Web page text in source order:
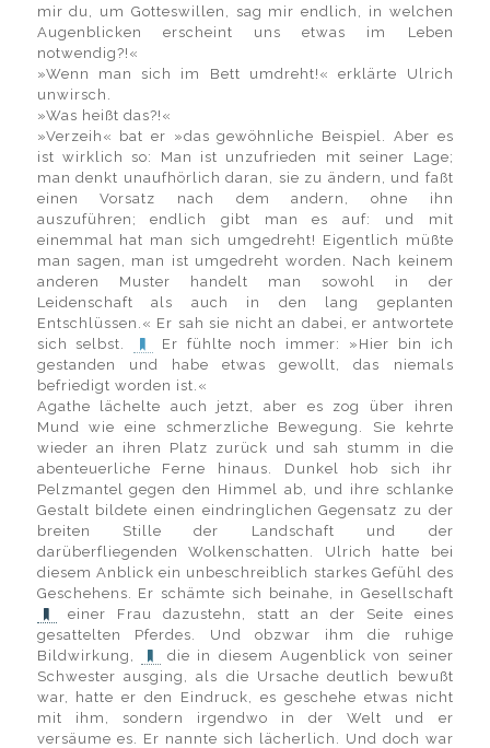
mir du, um Gotteswillen, sag mir endlich, in welchen
Augenblicken erscheint uns etwas im Leben
notwendig?!«
»Wenn man sich im Bett umdreht!« erklärte Ulrich
unwirsch.
»Was heißt das?!«
»Verzeih« bat er »das gewöhnliche Beispiel. Aber es
ist wirklich so: Man ist unzufrieden mit seiner Lage;
man denkt unaufhörlich daran, sie zu ändern, und faßt
einen Vorsatz nach dem andern, ohne ihn
auszuführen; endlich gibt man es auf: und mit
einemmal hat man sich umgedreht! Eigentlich müßte
man sagen, man ist umgedreht worden. Nach keinem
anderen Muster handelt man sowohl in der
Leidenschaft als auch in den lang geplanten
Entschlüssen.« Er sah sie nicht an dabei, er antwortete
sich selbst.
Er fühlte noch immer: »Hier bin ich
gestanden und habe etwas gewollt, das niemals
befriedigt worden ist.«
Agathe lächelte auch jetzt, aber es zog über ihren
Mund wie eine schmerzliche Bewegung. Sie kehrte
wieder an ihren Platz zurück und sah stumm in die
abenteuerliche Ferne hinaus. Dunkel hob sich ihr
Pelzmantel gegen den Himmel ab, und ihre schlanke
Gestalt bildete einen eindringlichen Gegensatz zu der
breiten Stille der Landschaft und der
darüberfliegenden Wolkenschatten. Ulrich hatte bei
diesem Anblick ein unbeschreiblich starkes Gefühl des
Geschehens. Er schämte sich beinahe, in Gesellschaft
einer Frau dazustehn, statt an der Seite eines
gesattelten Pferdes. Und obzwar ihm die ruhige
Bildwirkung,
die in diesem Augenblick von seiner
Schwester ausging, als die Ursache deutlich bewußt
war, hatte er den Eindruck, es geschehe etwas nicht
mit ihm, sondern irgendwo in der Welt und er
versäume es. Er nannte sich lächerlich. Und doch war